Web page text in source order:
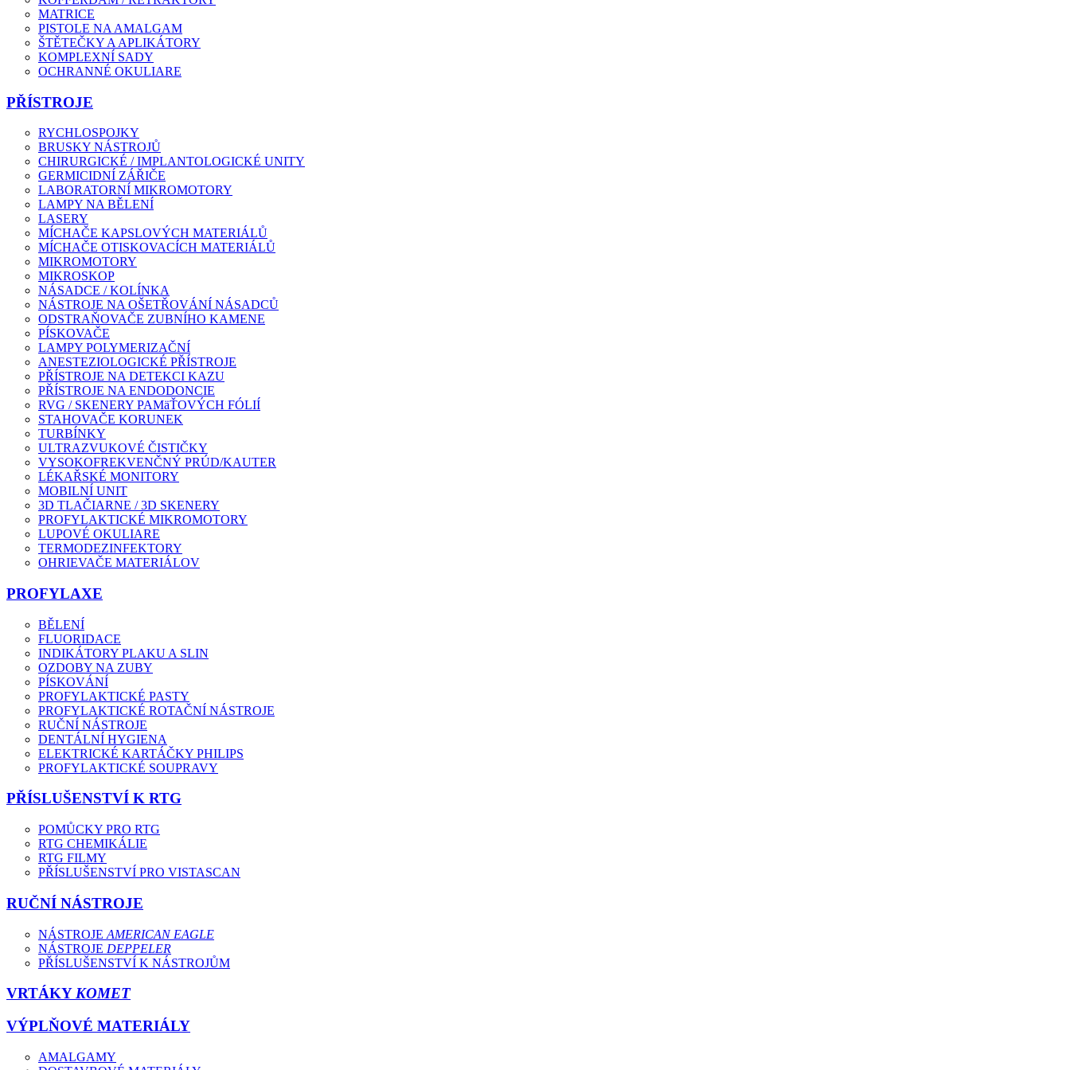
MATRICE
PISTOLE NA AMALGAM
ŠTĚTEČKY A APLIKÁTORY
KOMPLEXNÍ SADY
OCHRANNÉ OKULIARE
PŘÍSTROJE
RYCHLOSPOJKY
BRUSKY NÁSTROJŮ
CHIRURGICKÉ / IMPLANTOLOGICKÉ UNITY
GERMICIDNÍ ZÁŘIČE
LABORATORNÍ MIKROMOTORY
LAMPY NA BĚLENÍ
LASERY
MÍCHAČE KAPSLOVÝCH MATERIÁLŮ
MÍCHAČE OTISKOVACÍCH MATERIÁLŮ
MIKROMOTORY
MIKROSKOP
NÁSADCE / KOLÍNKA
NÁSTROJE NA OŠETŘOVÁNÍ NÁSADCŮ
ODSTRAŇOVAČE ZUBNÍHO KAMENE
PÍSKOVAČE
LAMPY POLYMERIZAČNÍ
ANESTEZIOLOGICKÉ PŘÍSTROJE
PŘÍSTROJE NA DETEKCI KAZU
PŘÍSTROJE NA ENDODONCIE
RVG / SKENERY PAMäŤOVÝCH FÓLIÍ
STAHOVAČE KORUNEK
TURBÍNKY
ULTRAZVUKOVÉ ČISTIČKY
VYSOKOFREKVENČNÝ PRÚD/KAUTER
LÉKAŘSKÉ MONITORY
MOBILNÍ UNIT
3D TLAČIARNE / 3D SKENERY
PROFYLAKTICKÉ MIKROMOTORY
LUPOVÉ OKULIARE
TERMODEZINFEKTORY
OHRIEVAČE MATERIÁLOV
PROFYLAXE
BĚLENÍ
FLUORIDACE
INDIKÁTORY PLAKU A SLIN
OZDOBY NA ZUBY
PÍSKOVÁNÍ
PROFYLAKTICKÉ PASTY
PROFYLAKTICKÉ ROTAČNÍ NÁSTROJE
RUČNÍ NÁSTROJE
DENTÁLNÍ HYGIENA
ELEKTRICKÉ KARTÁČKY PHILIPS
PROFYLAKTICKÉ SOUPRAVY
PŘÍSLUŠENSTVÍ K RTG
POMŮCKY PRO RTG
RTG CHEMIKÁLIE
RTG FILMY
PŘÍSLUŠENSTVÍ PRO VISTASCAN
RUČNÍ NÁSTROJE
NÁSTROJE AMERICAN EAGLE
NÁSTROJE DEPPELER
PŘÍSLUŠENSTVÍ K NÁSTROJŮM
VRTÁKYKOMET
VÝPLŇOVÉ MATERIÁLY
AMALGAMY